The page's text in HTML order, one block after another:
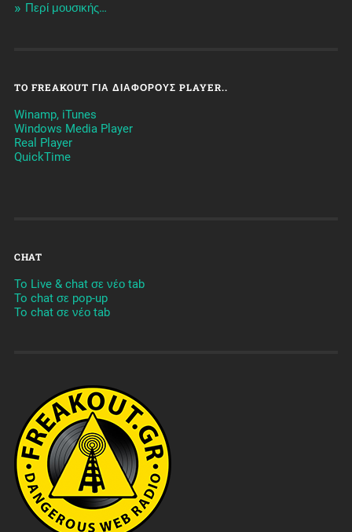
Περί μουσικής…
TO FREAKOUT ΓΙΑ ΔΙΆΦΟΡΟΥΣ PLAYER..
Winamp, iTunes
Windows Media Player
Real Player
QuickTime
CHAT
To Live & chat σε νέο tab
To chat σε pop-up
To chat σε νέο tab